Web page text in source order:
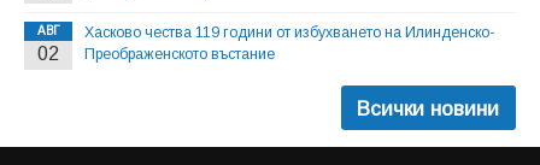
АВГ
02
Хасково чества 119 години от избухването на Илинденско-
Преображенското въстание
Всички новини